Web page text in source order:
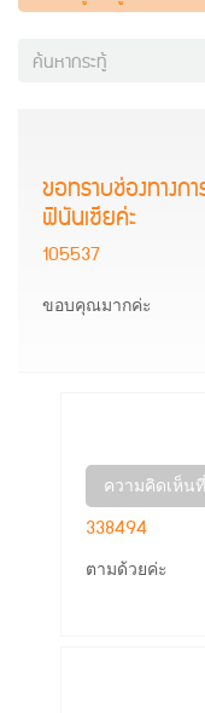
ขอทราบช่องทางก
ฟินันเซียค่ะ
105537
ขอบคุณมากค่ะ
ความคิดเห็น
338494
ตามด้วยค่ะ